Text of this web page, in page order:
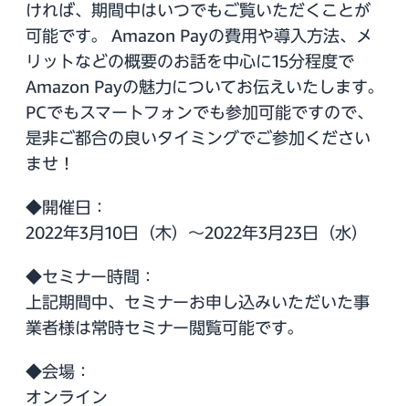
ければ、期間中はいつでもご覧いただくことが
可能です。 Amazon Payの費用や導入方法、メ
リットなどの概要のお話を中心に15分程度で
Amazon Payの魅力についてお伝えいたします。
PCでもスマートフォンでも参加可能ですので、
是非ご都合の良いタイミングでご参加ください
ませ！
◆開催日：
2022年3月10日（木）～2022年3月23日（水）
◆セミナー時間：
上記期間中、セミナーお申し込みいただいた事
業者様は常時セミナー閲覧可能です。
◆会場：
オンライン